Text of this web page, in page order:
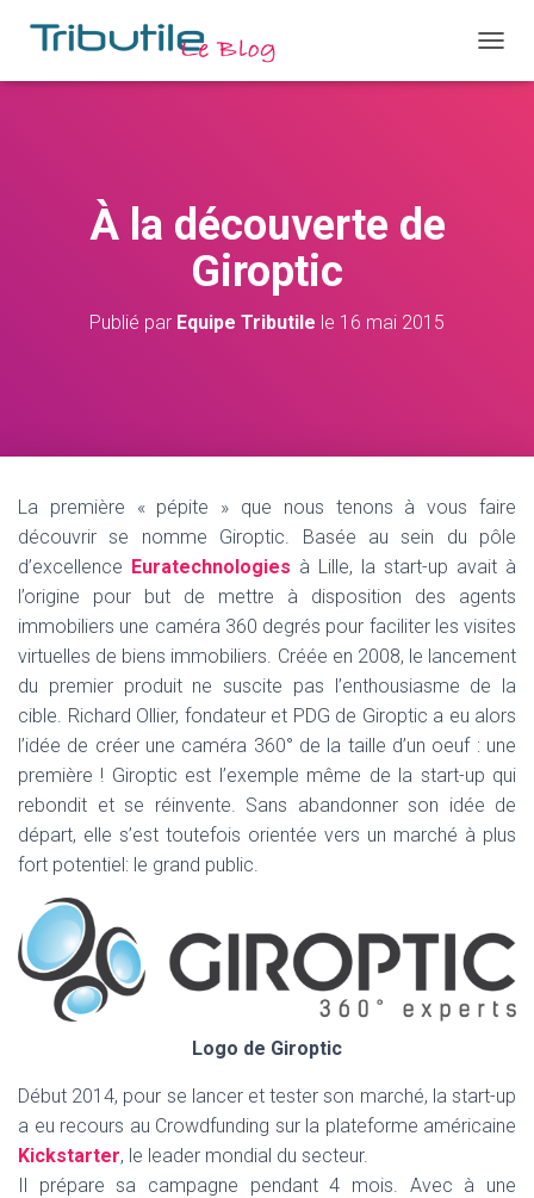
É
À la découverte de
Giroptic
Publié par Equipe Tributile le 16 mai 2015
La première « pépite » que nous tenons à vous faire
découvrir se nomme Giroptic. Basée au sein du pôle
d’excellence Euratechnologies à Lille, la start-up avait à
l’origine pour but de mettre à disposition des agents
immobiliers une caméra 360 degrés pour faciliter les visites
virtuelles de biens immobiliers. Créée en 2008, le lancement
du premier produit ne suscite pas l’enthousiasme de la
cible. Richard Ollier, fondateur et PDG de Giroptic a eu alors
l’idée de créer une caméra 360° de la taille d’un oeuf : une
première ! Giroptic est l’exemple même de la start-up qui
rebondit et se réinvente. Sans abandonner son idée de
départ, elle s’est toutefois orientée vers un marché à plus
fort potentiel: le grand public.
Logo de Giroptic
Début 2014, pour se lancer et tester son marché, la start-up
a eu recours au Crowdfunding sur la plateforme américaine
Kickstarter, le leader mondial du secteur.
Il prépare sa campagne pendant 4 mois. Avec à une